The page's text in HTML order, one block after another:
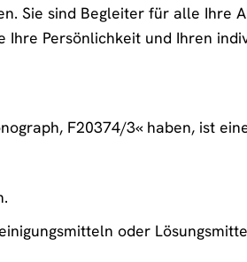
Sie sind Begleiter für alle Ihre
Ihre Persönlichkeit und Ihren
F20374/3« haben, ist
oder